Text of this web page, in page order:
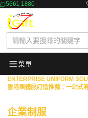
5661 1880
菜單
ENTERPRISE UNIFORM
香港團體服訂造推薦：一站式
企業制服